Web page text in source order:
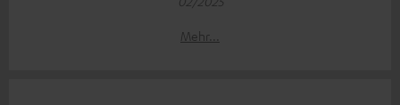
Mehr...